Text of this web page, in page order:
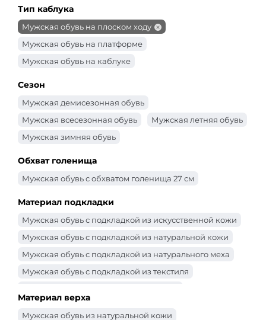
Тип каблука
Мужская обувь на плоском ходу
Мужская обувь на платформе
Мужская обувь на каблуке
Сезон
Мужская демисезонная обувь
Мужская всесезонная обувь
Мужская летняя обувь
Мужская зимняя обувь
Обхват голенища
Мужская обувь с обхватом голенища 27 см
Материал подкладки
Мужская обувь с подкладкой из искусственной кожи
Мужская обувь с подкладкой из натуральной кожи
Мужская обувь с подкладкой из натурального меха
Мужская обувь с подкладкой из текстиля
Материал верха
Мужская обувь из натуральной кожи